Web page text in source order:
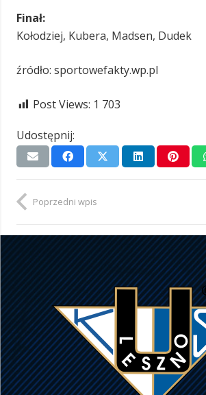
Finał:
Kołodziej, Kubera, Madsen, Dudek
źródło: sportowefakty.wp.pl
Post Views: 1 703
Udostępnij:
Poprzedni wpis